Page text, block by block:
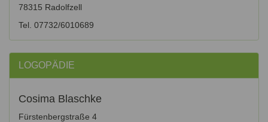
78315 Radolfzell
Tel. 07732/6010689
LOGOPÄDIE
Cosima Blaschke
Fürstenbergstraße 4